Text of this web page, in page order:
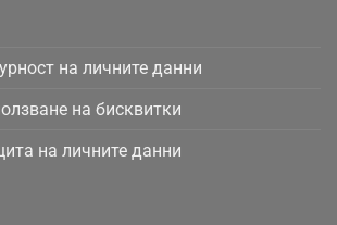
на личните данни
на бисквитки
на личните данни